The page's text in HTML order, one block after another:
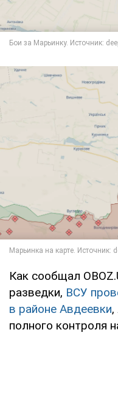
Как сообщал
разведки, ВСУ
в районе Авдеевки,
полного контроля